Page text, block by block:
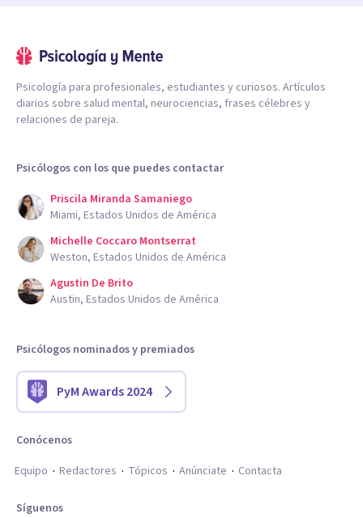
Psicología para profesionales, estudiantes y curiosos. Artículos
diarios sobre salud mental, neurociencias, frases célebres y
relaciones de pareja.
Psicólogos con los que puedes contactar
Priscila Miranda Samaniego
Miami, Estados Unidos de América
Michelle Coccaro Montserrat
Weston, Estados Unidos de América
Agustin De Brito
Austin, Estados Unidos de América
Psicólogos nominados y premiados
PyM Awards 2024
Conócenos
Equipo
Redactores Tópicos Anúnciate Contacta
Síguenos